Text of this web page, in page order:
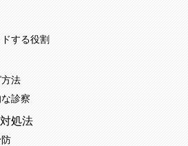
する役割
法
診察
処法